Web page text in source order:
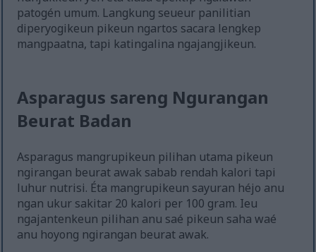
patogén umum. Langkung seueur panilitian
diperyogikeun pikeun ngartos sacara lengkep
mangpaatna, tapi katingalina ngajangjikeun.
Asparagus sareng Ngurangan
Beurat Badan
Asparagus mangrupikeun pilihan utama pikeun
ngirangan beurat awak sabab rendah kalori tapi
luhur nutrisi. Éta mangrupikeun sayuran héjo anu
ngan ukur sakitar 20 kalori per 100 gram. Ieu
ngajantenkeun pilihan anu saé pikeun saha waé
anu hoyong ngirangan beurat awak.